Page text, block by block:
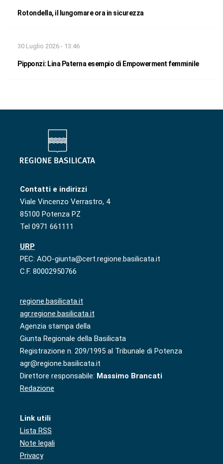
Rotondella, il lungomare ora in sicurezza
30 Luglio 2026 - 13:46
Pipponzi: Lina Paterna esempio di Empowerment femminile
Contatti e indirizzi
Viale Vincenzo Verrastro, 4
85100 Potenza PZ
Tel 0971 661111
URP
PEC: AOO-giunta@cert.regione.basilicata.it
C.F. 80002950766
regione.basilicata.it
agr.regione.basilicata.it
Agenzia stampa della
Giunta Regionale della Basilicata
Registrazione n. 209/1995 al Tribunale di Potenza
agr@regione.basilicata.it
Direttore responsabile: Massimo Brancati
Redazione
Link utili
Lista RSS
Note legali
Privacy